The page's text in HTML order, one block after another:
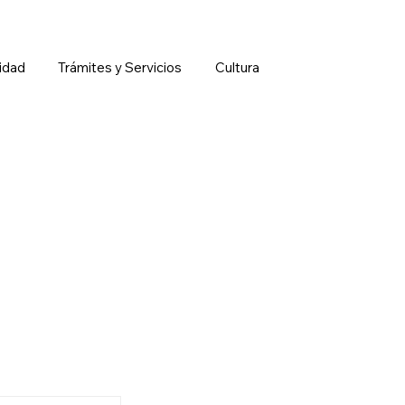
Trámites y Servicios Cultura